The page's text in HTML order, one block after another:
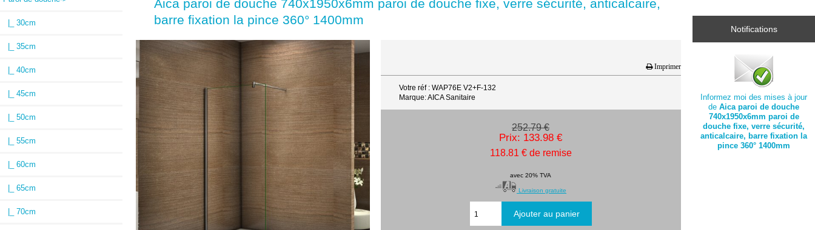
|_ 30cm
|_ 35cm
|_ 40cm
|_ 45cm
|_ 50cm
|_ 55cm
|_ 60cm
|_ 65cm
|_ 70cm
Aica paroi de douche 740x1950x6mm paroi de douche fixe, verre sécurité, anticalcaire,
barre fixation la pince 360° 1400mm
Imprimer
Votre réf : WAP76E V2+F-132
Marque: AICA Sanitaire
252.79 €
Prix: 133.98 €
118.81 € de remise
avec 20% TVA
Livraison gratuite
Notifications
Informez moi des mises à jour
deAica paroi de douche
740x1950x6mm paroi de
douche fixe, verre sécurité,
anticalcaire, barre fixation la
pince 360° 1400mm